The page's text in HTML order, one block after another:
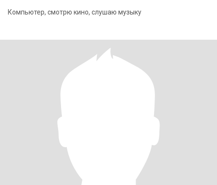
Компьютер, смотрю кино, слушаю музыку